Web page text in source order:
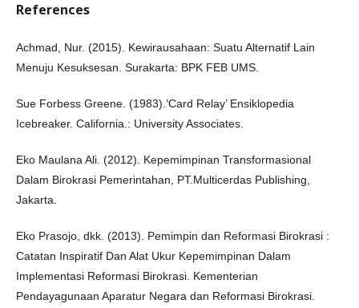
References
Achmad, Nur. (2015). Kewirausahaan: Suatu Alternatif Lain
Menuju Kesuksesan. Surakarta: BPK FEB UMS.
Sue Forbess Greene. (1983).‘Card Relay’ Ensiklopedia
Icebreaker. California.: University Associates.
Eko Maulana Ali. (2012). Kepemimpinan Transformasional
Dalam Birokrasi Pemerintahan, PT.Multicerdas Publishing,
Jakarta.
Eko Prasojo, dkk. (2013). Pemimpin dan Reformasi Birokrasi :
Catatan Inspiratif Dan Alat Ukur Kepemimpinan Dalam
Implementasi Reformasi Birokrasi. Kementerian
Pendayagunaan Aparatur Negara dan Reformasi Birokrasi.